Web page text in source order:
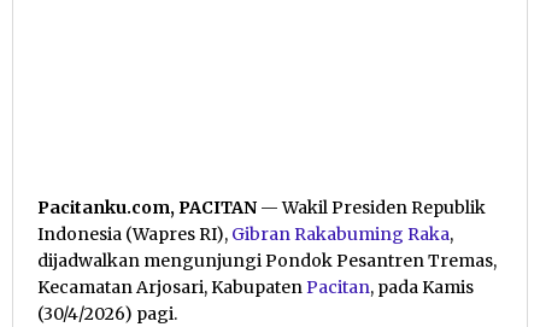
Pacitanku.com, PACITAN — Wakil Presiden Republik
Indonesia (Wapres RI), Gibran Rakabuming Raka,
dijadwalkan mengunjungi Pondok Pesantren Tremas,
Kecamatan Arjosari, KabupatenPacitan, pada Kamis
(30/4/2026) pagi.